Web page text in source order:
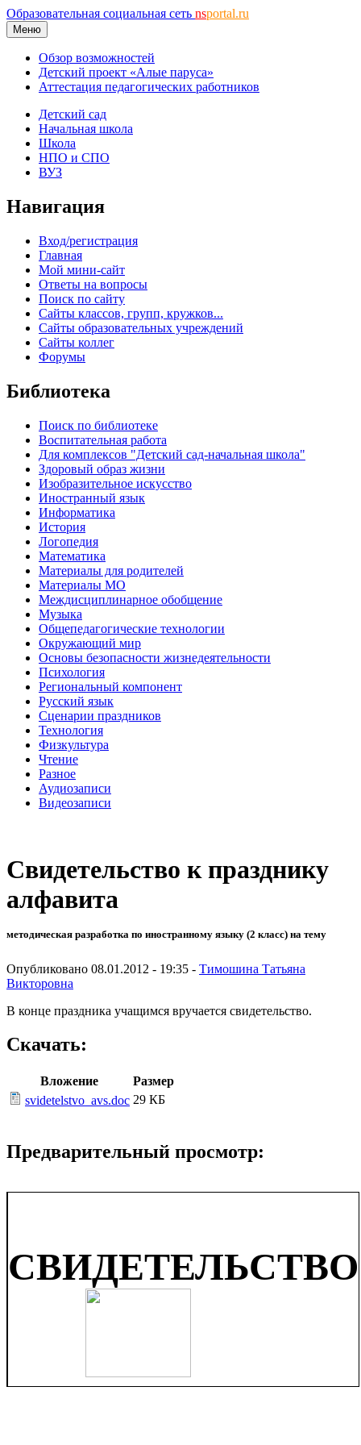
Образовательная социальная сеть nsportal.ru
Меню
Обзор возможностей
Детский проект «Алые паруса»
Аттестация педагогических работников
Детский сад
Начальная школа
Школа
НПО и СПО
ВУЗ
Навигация
Вход/регистрация
Главная
Мой мини-сайт
Ответы на вопросы
Поиск по сайту
Сайты классов, групп, кружков...
Сайты образовательных учреждений
Сайты коллег
Форумы
Библиотека
Поиск по библиотеке
Воспитательная работа
Для комплексов "Детский сад-начальная школа"
Здоровый образ жизни
Изобразительное искусство
Иностранный язык
Информатика
История
Логопедия
Математика
Материалы для родителей
Материалы МО
Междисциплинарное обобщение
Музыка
Общепедагогические технологии
Окружающий мир
Основы безопасности жизнедеятельности
Психология
Региональный компонент
Русский язык
Сценарии праздников
Технология
Физкультура
Чтение
Разное
Аудиозаписи
Видеозаписи
Свидетельство к празднику
алфавита
методическая разработка по иностранному языку (2 класс) на тему
Опубликовано 08.01.2012 - 19:35 - Тимошина Татьяна
Викторовна
В конце праздника учащимся вручается свидетельство.
Скачать:
Вложение
Размер
svidetelstvo_avs.doc 29 КБ
Предварительный просмотр:
СВИДЕТЕЛЬСТВО